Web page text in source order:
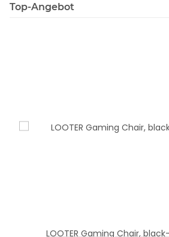
Top-Angebot
LOOTER Gaming Chair,